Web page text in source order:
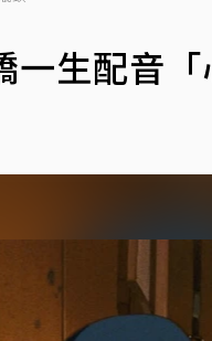
生配音